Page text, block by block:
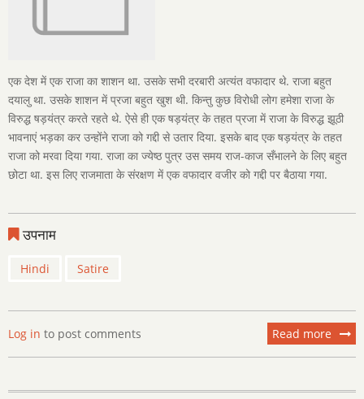
एक देश में एक राजा का शाशन था. उसके सभी दरबारी अत्यंत वफादार थे. राजा बहुत
दयालु था. उसके शाशन में प्रजा बहुत खुश थी. किन्तु कुछ विरोधी लोग हमेशा राजा के
विरुद्ध षड़यंत्र करते रहते थे. ऐसे ही एक षड़यंत्र के तहत प्रजा में राजा के विरुद्ध झूठी
भावनाएं भड़का कर उन्होंने राजा को गद्दी से उतार दिया. इसके बाद एक षड़यंत्र के तहत
राजा को मरवा दिया गया. राजा का ज्येष्ठ पुत्र उस समय राज-काज सँभालने के लिए बहुत
छोटा था. इस लिए राजमाता के संरक्षण में एक वफादार वजीर को गद्दी पर बैठाया गया.
उपनाम
Hindi Satire
Read more about
आगमन
Log in to post comments